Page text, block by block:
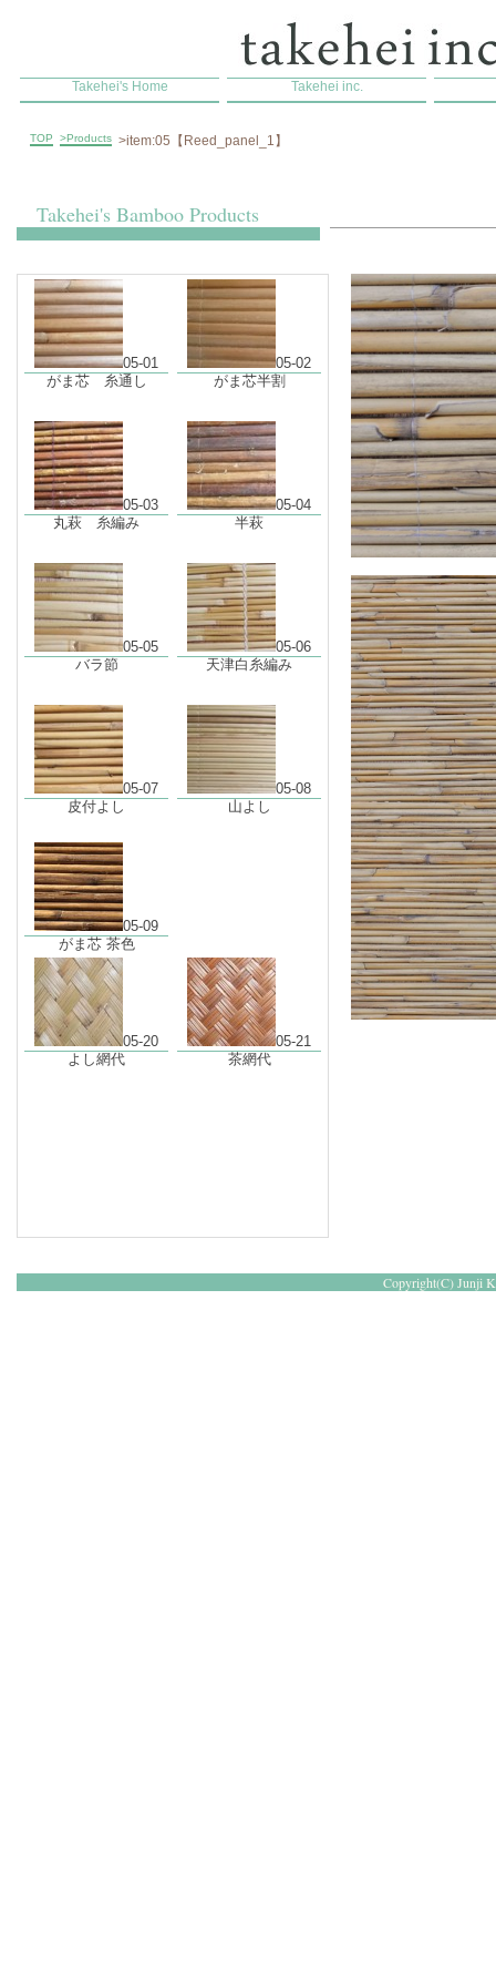
Takehei's Home Takehei inc.
TOP >Products >item:05【Reed_panel_1】
Takehei's Bamboo Products
05-01
がま芯 糸通し
05-02
がま芯半割
05-03
丸萩 糸編み
05-04
半萩
05-05
バラ節
05-06
天津白糸編み
05-07
皮付よし
05-08
山よし
05-09
がま芯 茶色
05-20
よし網代
05-21
茶網代
Copyright(C) Junji